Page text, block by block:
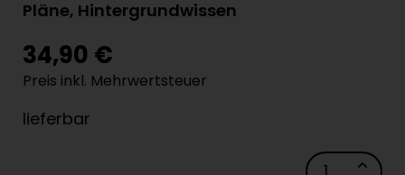
Pläne, Hintergrundwissen
34,90 €
Preis inkl. Mehrwertsteuer
lieferbar